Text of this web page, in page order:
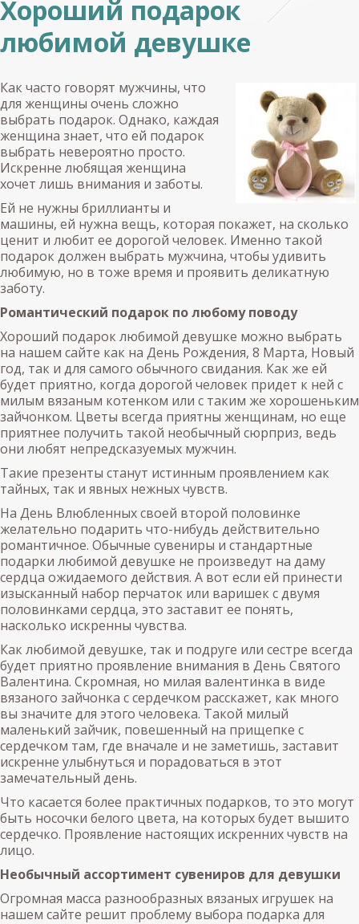
Хороший подарок
любимой девушке
Как часто говорят мужчины, что
для женщины очень сложно
выбрать подарок. Однако, каждая
женщина знает, что ей подарок
выбрать невероятно просто.
Искренне любящая женщина
хочет лишь внимания и заботы.
Ей не нужны бриллианты и
машины, ей нужна вещь, которая покажет, на сколько
ценит и любит ее дорогой человек. Именно такой
подарок должен выбрать мужчина, чтобы удивить
любимую, но в тоже время и проявить деликатную
заботу.
Романтический подарок по любому поводу
Хороший подарок любимой девушке можно выбрать
на нашем сайте как на День Рождения, 8 Марта, Новый
год, так и для самого обычного свидания. Как же ей
будет приятно, когда дорогой человек придет к ней с
милым вязаным котенком или с таким же хорошеньким
зайчонком. Цветы всегда приятны женщинам, но еще
приятнее получить такой необычный сюрприз, ведь
они любят непредсказуемых мужчин.
Такие презенты станут истинным проявлением как
тайных, так и явных нежных чувств.
На День Влюбленных своей второй половинке
желательно подарить что-нибудь действительно
романтичное. Обычные сувениры и стандартные
подарки любимой девушке не произведут на даму
сердца ожидаемого действия. А вот если ей принести
изысканный набор перчаток или варишек с двумя
половинками сердца, это заставит ее понять,
насколько искренны чувства.
Как любимой девушке, так и подруге или сестре всегда
будет приятно проявление внимания в День Святого
Валентина. Скромная, но милая валентинка в виде
вязаного зайчонка с сердечком расскажет, как много
вы значите для этого человека. Такой милый
маленький зайчик, повешенный на прищепке с
сердечком там, где вначале и не заметишь, заставит
искренне улыбнуться и порадоваться в этот
замечательный день.
Что касается более практичных подарков, то это могут
быть носочки белого цвета, на которых будет вышито
сердечко. Проявление настоящих искренних чувств на
лицо.
Необычный ассортимент сувениров для девушки
Огромная масса разнообразных вязаных игрушек на
нашем сайте решит проблему выбора подарка для